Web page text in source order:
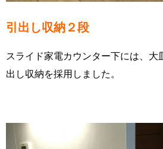
引出し収納２段
スライド家電カウンター下には、大
出し収納を採用しました。